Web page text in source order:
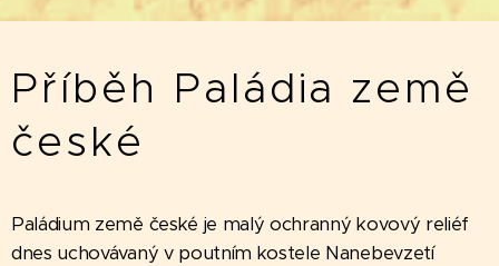
Příběh Paládia země
české
Paládium země české je malý ochranný kovový reliéf
dnes uchovávaný v poutním kostele Nanebevzetí